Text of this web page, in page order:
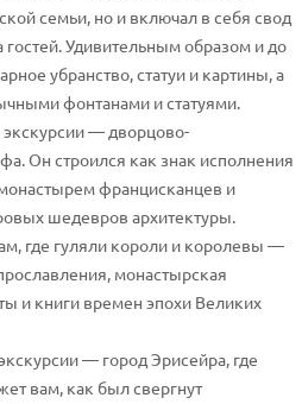
семьи, но и включал в себя свод
Удивительным образом и до
убранство, статуи и картины, а
фонтанами и статуями.
— дворцово-
Он строился как знак исполнения
францисканцев и
шедевров архитектуры.
где гуляли короли и королевы —
монастырская
и книги времен эпохи Великих
— город Эрисейра, где
вам, как был свергнут